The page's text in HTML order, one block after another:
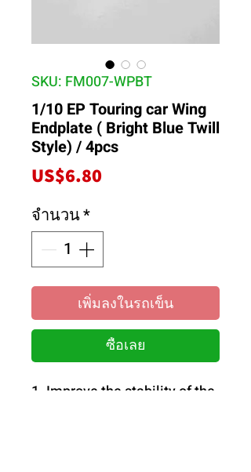
SKU: FM007-WPBT
1/10 EP Touring car Wing
Endplate ( Bright Blue Twill
Style) / 4pcs
US$6.80ราคา
จำนวน*
เพิ่มลงในรถเข็น
ซื้อเลย
1. Improve the stability of the